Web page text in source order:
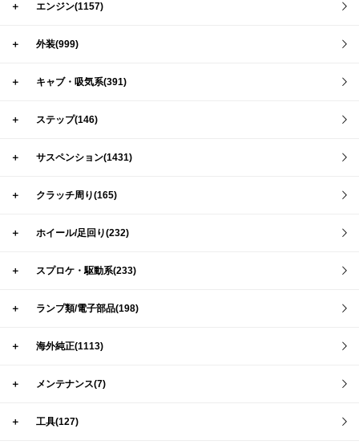
＋ エンジン(1157)
＋ 外装(999)
＋ キャブ・吸気系(391)
＋ ステップ(146)
＋ サスペンション(1431)
＋ クラッチ周り(165)
＋ ホイール/足回り(232)
＋ スプロケ・駆動系(233)
＋ ランプ類/電子部品(198)
＋ 海外純正(1113)
＋ メンテナンス(7)
＋ 工具(127)